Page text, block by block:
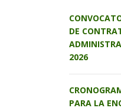
DE
2026
PARA LA